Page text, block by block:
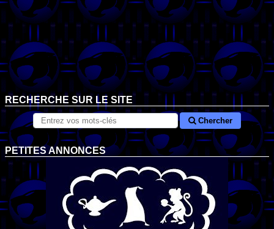
RECHERCHE SUR LE SITE
Chercher
PETITES ANNONCES